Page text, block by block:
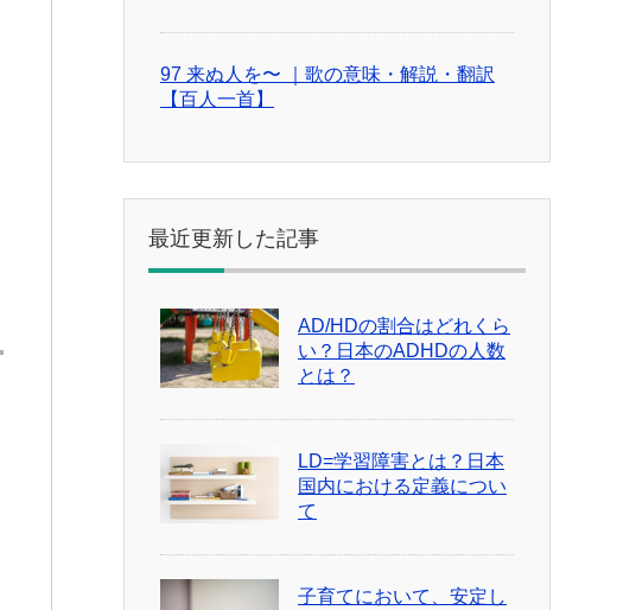
97 来ぬ人を〜 ｜歌の意味・解説・翻訳
【百人一首】
最近更新した記事
AD/HDの割合はどれくら
い？日本のADHDの人数
とは？
LD=学習障害とは？日本
国内における定義につい
て
子育てにおいて、安定し